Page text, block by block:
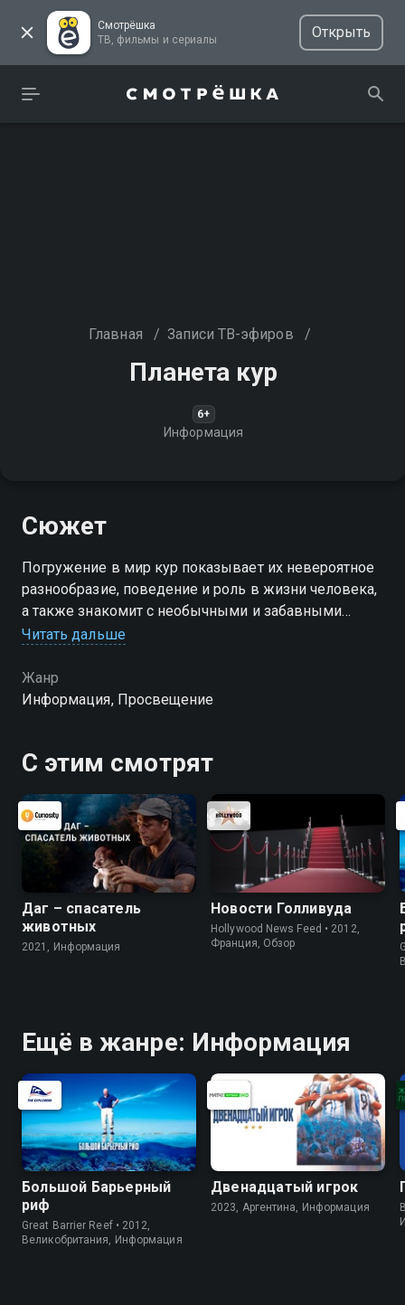
Смотрёшка
ТВ, фильмы и сериалы
Открыть
Главная / Записи ТВ-эфиров /
Планета кур
6+
Информация
Сюжет
Погружение в мир кур показывает их невероятное
разнообразие, поведение и роль в жизни человека,
а также знакомит с необычными и забавными
пернатыми по всему миру
Читать дальше
Жанр
Информация, Просвещение
С этим смотрят
Даг – спасатель
животных
2021, Информация
Новости Голливуда
Hollywood News Feed • 2012,
Франция, Обзор
Ещё в жанре: Информация
Большой Барьерный
риф
Great Barrier Reef • 2012,
Великобритания, Информация
Двенадцатый игрок
2023, Аргентина, Информация